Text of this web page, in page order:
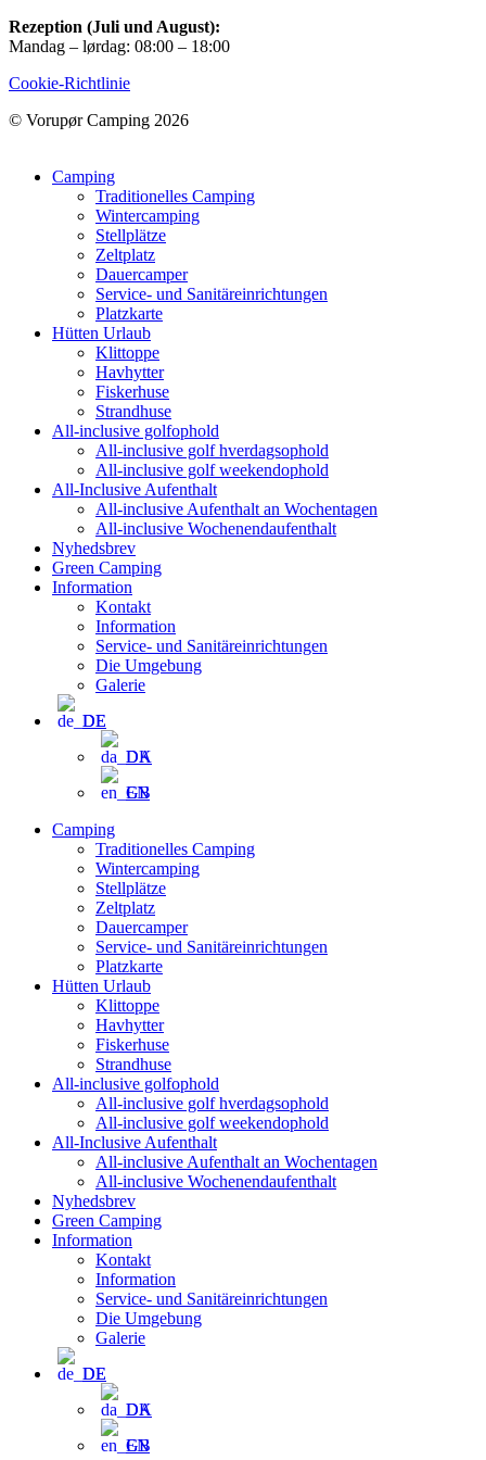
Rezeption (Juli und August):
Mandag – lørdag: 08:00 – 18:00
Cookie-Richtlinie
© Vorupør Camping 2026
Camping
Traditionelles Camping
Wintercamping
Stellplätze
Zeltplatz
Dauercamper
Service- und Sanitäreinrichtungen
Platzkarte
Hütten Urlaub
Klittoppe
Havhytter
Fiskerhuse
Strandhuse
All-inclusive golfophold
All-inclusive golf hverdagsophold
All-inclusive golf weekendophold
All-Inclusive Aufenthalt
All-inclusive Aufenthalt an Wochentagen
All-inclusive Wochenendaufenthalt
Nyhedsbrev
Green Camping
Information
Kontakt
Information
Service- und Sanitäreinrichtungen
Die Umgebung
Galerie
DE
DA
EN
Camping
Traditionelles Camping
Wintercamping
Stellplätze
Zeltplatz
Dauercamper
Service- und Sanitäreinrichtungen
Platzkarte
Hütten Urlaub
Klittoppe
Havhytter
Fiskerhuse
Strandhuse
All-inclusive golfophold
All-inclusive golf hverdagsophold
All-inclusive golf weekendophold
All-Inclusive Aufenthalt
All-inclusive Aufenthalt an Wochentagen
All-inclusive Wochenendaufenthalt
Nyhedsbrev
Green Camping
Information
Kontakt
Information
Service- und Sanitäreinrichtungen
Die Umgebung
Galerie
DE
DA
EN